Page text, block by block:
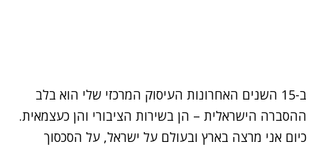
ב-15 השנים האחרונות העיסוק המרכזי שלי הוא בלב
ההסברה הישראלית – הן בשירות הציבורי והן כעצמאית.
כיום אני מרצה בארץ ובעולם על ישראל, על הסכסוך